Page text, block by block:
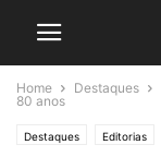
Home Destaques
80 anos
Destaques Editorias